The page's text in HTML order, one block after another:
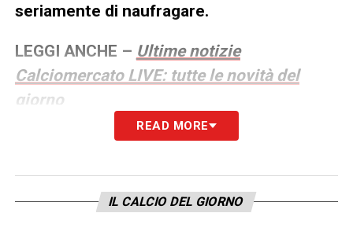
seriamente di naufragare.
LEGGI ANCHE – Ultime notizie
Calciomercato LIVE: tutte le novità del
giorno
READ MORE
IL CALCIO DEL GIORNO